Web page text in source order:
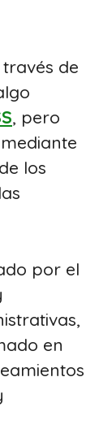
de
, pero
los
por el
en